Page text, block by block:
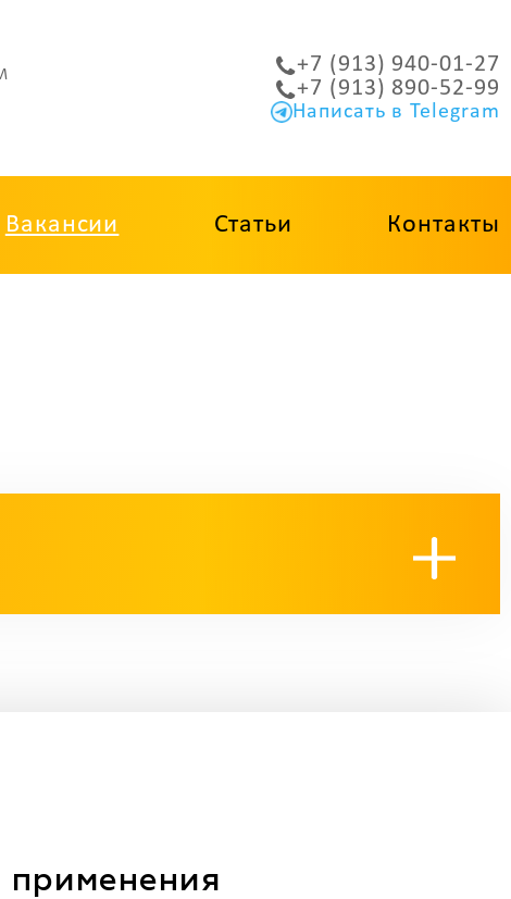
+7 (913) 940-01-27
+7 (913) 890-52-99
Написать в Telegram
Вакансии Статьи Контакты